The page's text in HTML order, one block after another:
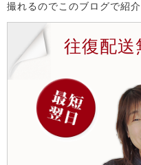
撮れるのでこのブログで紹介
往復配送